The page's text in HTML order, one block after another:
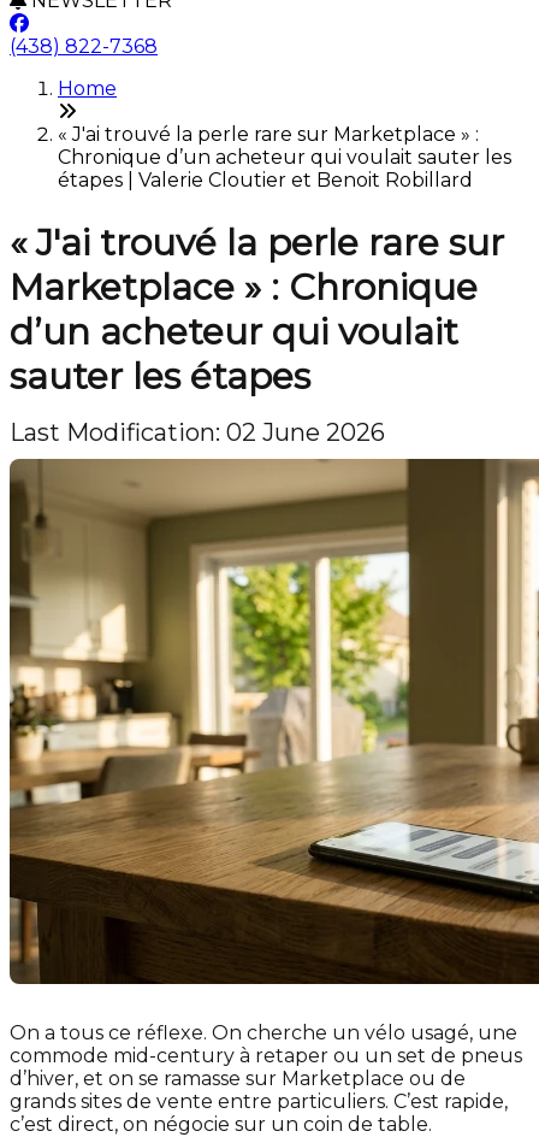
(438) 822-7368
Home
« J'ai trouvé la perle rare sur Marketplace » :
Chronique d’un acheteur qui voulait sauter les
étapes | Valerie Cloutier et Benoit Robillard
« J'ai trouvé la perle rare sur
Marketplace » : Chronique
d’un acheteur qui voulait
sauter les étapes
Last Modification: 02 June 2026
On a tous ce réflexe. On cherche un vélo usagé, une
commode mid-century à retaper ou un set de pneus
d’hiver, et on se ramasse sur Marketplace ou de
grands sites de vente entre particuliers. C’est rapide,
c’est direct, on négocie sur un coin de table.